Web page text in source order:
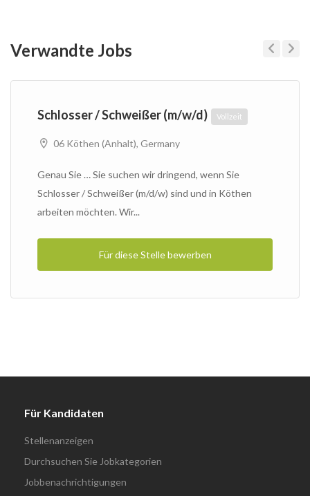
Verwandte Jobs
Schlosser / Schweißer (m/w/d) Vollzeit
06 Köthen (Anhalt), Germany
Genau Sie … Sie suchen wir dringend, wenn Sie
Schlosser / Schweißer (m/d/w) sind und in Köthen
arbeiten möchten. Wir...
Für diese Stelle bewerben
Für Kandidaten
Stellenanzeigen
Durchsuchen Sie Jobkategorien
Jobbenachrichtigungen